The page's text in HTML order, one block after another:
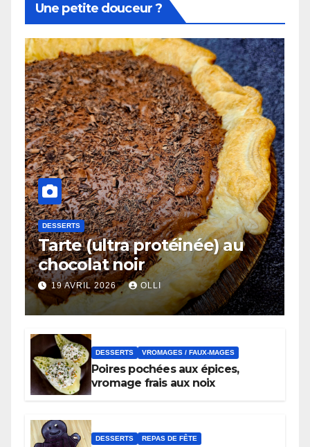
Une petite douceur ?
DESSERTS
Tarte (ultra protéinée) au
chocolat noir
19 AVRIL 2026 OLLI
DESSERTS VROMAGES / FAUX-MAGES
Poires pochées aux épices,
vromage frais aux noix
DESSERTS REPAS DE FÊTE